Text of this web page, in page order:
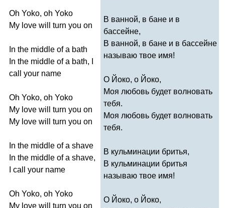
Oh Yoko, oh Yoko
My love will turn you on
In the middle of a bath
In the middle of a bath,
call
your name
Oh Yoko, oh Yoko
My love will turn you on
My love will turn you on
In the middle of a shave
In the middle of a shave,
call your name
Oh Yoko, oh Yoko
My love will turn you on
В ванной, в бане и в
бассейне,
В ванной, в бане и в бассейне
называю твое имя!
О Йоко, о Йоко,
Моя любовь будет волновать
тебя.
Моя любовь будет волновать
тебя.
В кульминации бритья,
В кульминации бритья
называю твое имя!
О Йоко, о Йоко,